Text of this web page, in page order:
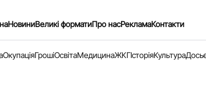
НовиниВеликі форматиПро насРекламаКонтакти
ОкупаціяГрошіОсвітаМедицинаЖКГІсторіяКультура